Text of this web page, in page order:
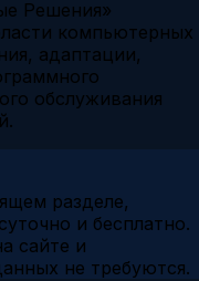
Решения»
компьютерных
адаптации,
обслуживания
разделе,
и бесплатно.
сайте и
не требуются.